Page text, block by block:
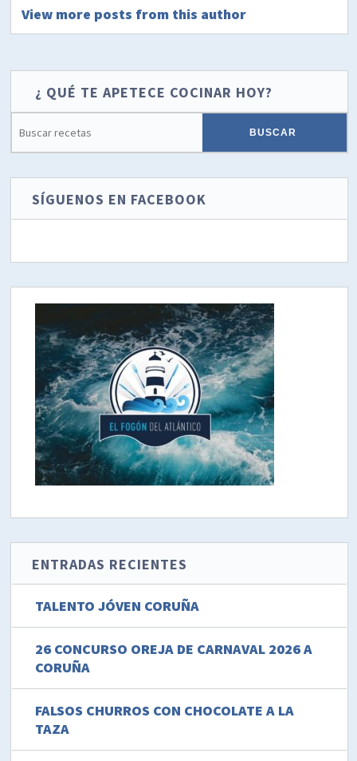
View more posts from this author
¿ QUÉ TE APETECE COCINAR HOY?
SÍGUENOS EN FACEBOOK
ENTRADAS RECIENTES
TALENTO JÓVEN CORUÑA
26 CONCURSO OREJA DE CARNAVAL 2026 A
CORUÑA
FALSOS CHURROS CON CHOCOLATE A LA
TAZA